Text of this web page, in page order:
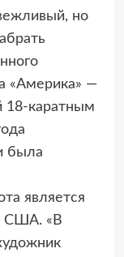
но
«Америка» —
18-каратным
была
является
США. «В